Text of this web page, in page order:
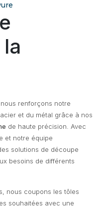
renforçons notre
et du métal grâce à nos
de haute précision. Avec
et notre équipe
solutions de découpe
besoins de différents
nous coupons les tôles
souhaitées avec une